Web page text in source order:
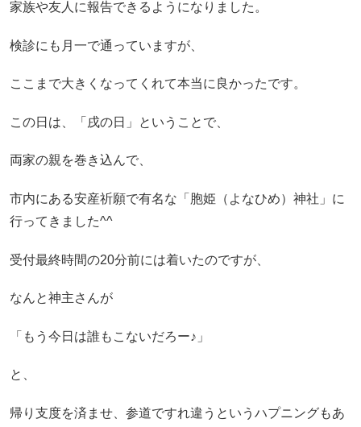
家族や友人に報告できるようになりました。
検診にも月一で通っていますが、
ここまで大きくなってくれて本当に良かったです。
この日は、「戌の日」ということで、
両家の親を巻き込んで、
市内にある安産祈願で有名な「胞姫（よなひめ）神社」に
行ってきました^^
受付最終時間の20分前には着いたのですが、
なんと神主さんが
「もう今日は誰もこないだろー♪」
と、
帰り支度を済ませ、参道ですれ違うというハプニングもあ